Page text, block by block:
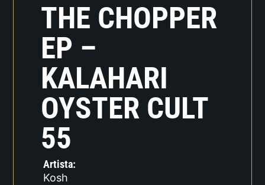
THE CHOPPER
EP –
KALAHARI
OYSTER CULT
55
Artista:
Kosh